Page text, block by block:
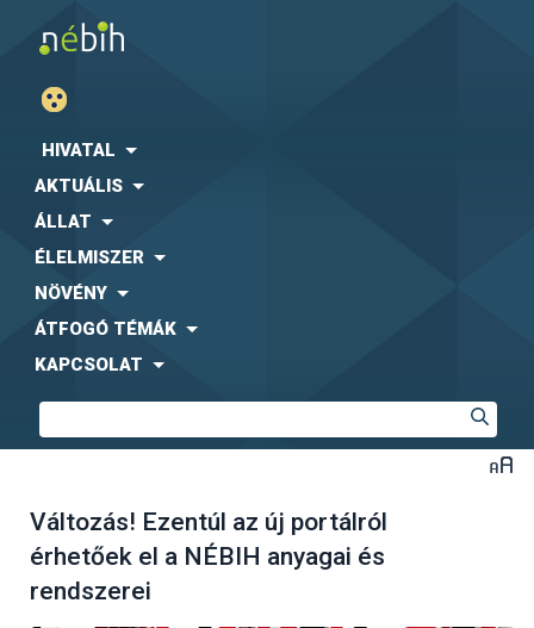
HIVATAL
AKTUÁLIS
ÁLLAT
ÉLELMISZER
NÖVÉNY
ÁTFOGÓ TÉMÁK
KAPCSOLAT
Változás! Ezentúl az új portálról
érhetőek el a NÉBIH anyagai és
rendszerei